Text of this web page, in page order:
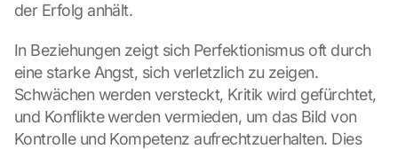
der Erfolg anhält.
In Beziehungen zeigt sich Perfektionismus oft durch
eine starke Angst, sich verletzlich zu zeigen.
Schwächen werden versteckt, Kritik wird gefürchtet,
und Konflikte werden vermieden, um das Bild von
Kontrolle und Kompetenz aufrechtzuerhalten. Dies